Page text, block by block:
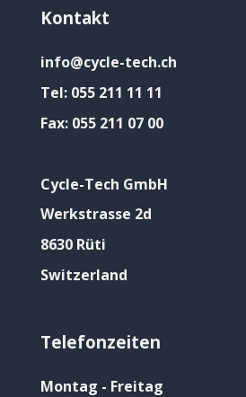
Kontakt
info@cycle-tech.ch
Tel: 055 211 11 11
Fax: 055 211 07 00
Cycle-Tech GmbH
Werkstrasse 2d
8630 Rüti
Switzerland
Telefonzeiten
Montag - Freitag